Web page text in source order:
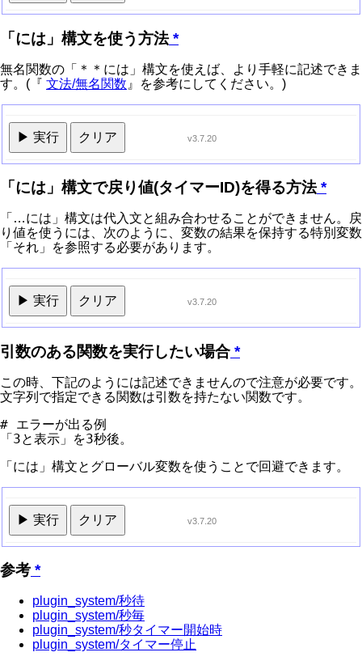
「には」構文を使う方法*
無名関数の「＊＊には」構文を使えば、より手軽に記述できま
す。(『 文法/無名関数 』を参考にしてください。)
▶ 実行 クリア v3.7.20
「には」構文で戻り値(タイマーID)を得る方法*
「…には」構文は代入文と組み合わせることができません。戻
り値を使うには、次のように、変数の結果を保持する特別変数
「それ」を参照する必要があります。
▶ 実行 クリア v3.7.20
引数のある関数を実行したい場合 *
この時、下記のようには記述できませんので注意が必要です。
文字列で指定できる関数は引数を持たない関数です。
# エラーが出る例
「には」構文とグローバル変数を使うことで回避できます。
▶ 実行 クリア v3.7.20
参考 *
plugin_system/秒待
plugin_system/秒毎
plugin_system/秒タイマー開始時
plugin_system/タイマー停止